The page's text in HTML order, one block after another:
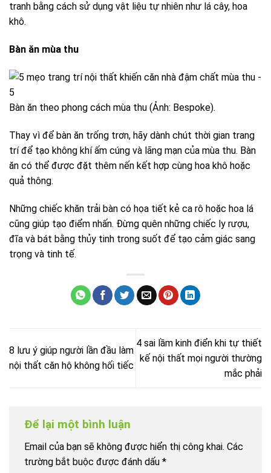
tranh bằng cách sử dụng vật liệu tự nhiên như lá cây, hoa
khô.
Bàn ăn mùa thu
Bàn ăn theo phong cách mùa thu (Ảnh: Bespoke).
Thay vì để bàn ăn trống trơn, hãy dành chút thời gian trang
trí để tạo không khí ấm cúng và lãng mạn của mùa thu. Bàn
ăn có thể được đặt thêm nến kết hợp cùng hoa khô hoặc
quả thông.
Những chiếc khăn trải bàn có họa tiết kẻ ca rô hoặc hoa lá
cũng giúp tạo điểm nhấn. Đừng quên những chiếc ly rượu,
đĩa và bát bằng thủy tinh trong suốt để tạo cảm giác sang
trọng và tinh tế.
8 lưu ý giúp người lần đầu làm
nội thất căn hộ không hối tiếc
4 sai lầm kinh điển khi tự thiết
kế nội thất mọi người thường
mắc phải
Để lại một bình luận
Email của bạn sẽ không được hiển thị công khai. Các
trường bắt buộc được đánh dấu *